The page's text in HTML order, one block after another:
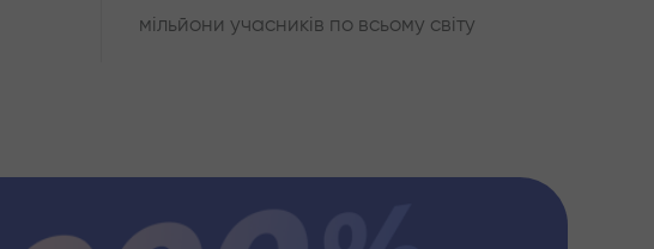
мільйони учасників по всьому світу